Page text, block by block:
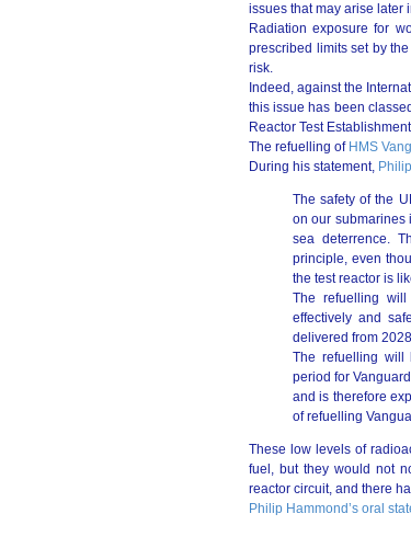
issues that may arise later
Radiation exposure for
prescribed limits set by
risk.
Indeed, against the
this issue has been
Reactor Test
The refuelling of HMS
During his statement,
The safety of the
on our submarines
sea deterrence.
principle, even
the test reactor is
The refuelling
effectively and
delivered from
The refuelling will
period for
and is therefore
of refuelling
These low levels of
fuel, but they would not
reactor circuit, and there
Philip Hammond’s oral